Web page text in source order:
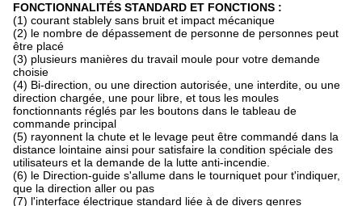
FONCTIONNALITÉS STANDARD ET FONCTIONS :
(1) courant stablely sans bruit et impact mécanique
(2) le nombre de dépassement de personne de personnes peut
être placé
(3) plusieurs manières du travail moule pour votre demande
choisie
(4) Bi-direction, ou une direction autorisée, une interdite, ou une
direction chargée, une pour libre, et tous les moules
fonctionnants réglés par les boutons dans le tableau de
commande principal
(5) rayonnent la chute et le levage peut être commandé dans la
distance lointaine ainsi pour satisfaire la condition spéciale des
utilisateurs et la demande de la lutte anti-incendie.
(6) le Direction-guide s'allume dans le tourniquet pour t'indiquer,
que la direction aller ou pas
(7) l'interface électrique standard liée à de divers genres